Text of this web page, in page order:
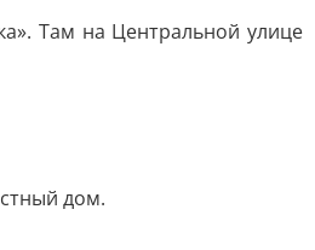
Там на Центральной улице
дом.